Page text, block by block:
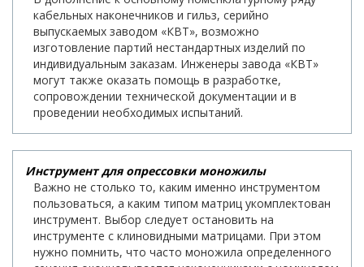
кабельных наконечников и гильз, серийно
выпускаемых заводом «КВТ», возможно
изготовление партий нестандартных изделий по
индивидуальным заказам. Инженеры завода «КВТ»
могут также оказать помощь в разработке,
сопровождении технической документации и в
проведении необходимых испытаний.
Инструмент для опрессовки моножилы
Важно не столько то, каким именно инструментом
пользоваться, а каким типом матриц укомплектован
инструмент. Выбор следует остановить на
инструменте с клиновидными матрицами. При этом
нужно помнить, что часто моножила определенного